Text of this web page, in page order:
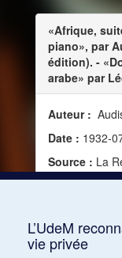
«Afrique,
piano», par
édition). -
arabe» par
Auteur :
Date : 1932-
Source : La
(juillet-août
L’UdeM
vie privée